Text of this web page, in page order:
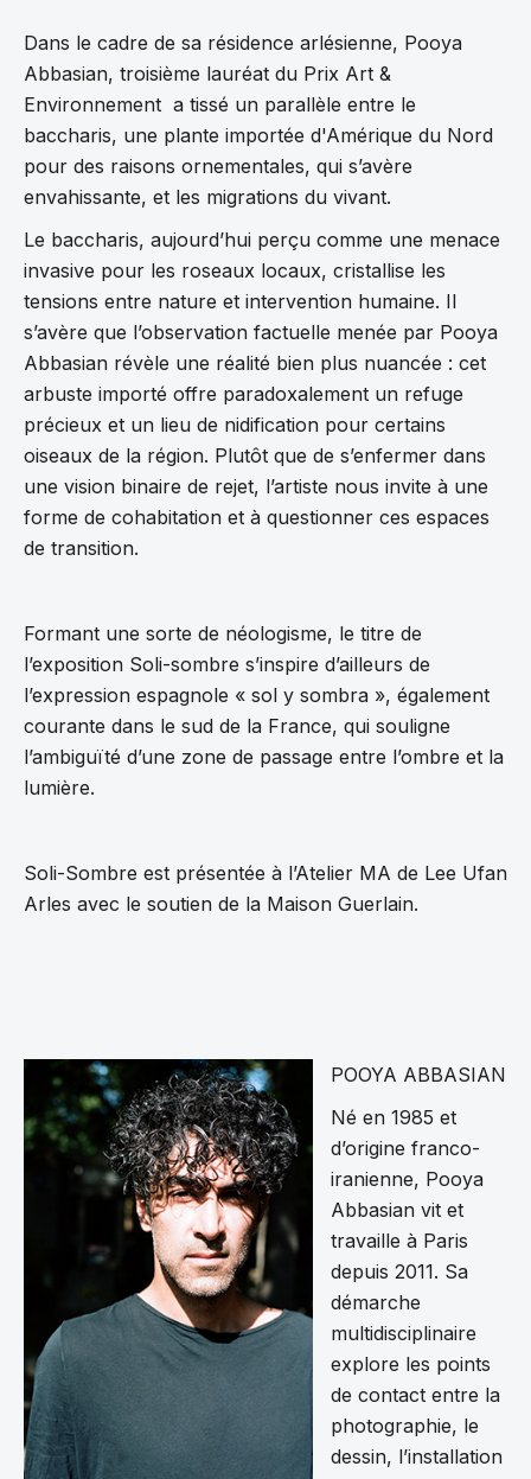
Dans le cadre de sa résidence arlésienne, Pooya
Abbasian, troisième lauréat du Prix Art &
Environnement a tissé un parallèle entre le
baccharis, une plante importée d'Amérique du Nord
pour des raisons ornementales, qui s’avère
envahissante, et les migrations du vivant.
Le baccharis, aujourd’hui perçu comme une menace
invasive pour les roseaux locaux, cristallise les
tensions entre nature et intervention humaine. Il
s’avère que l’observation factuelle menée par Pooya
Abbasian révèle une réalité bien plus nuancée : cet
arbuste importé offre paradoxalement un refuge
précieux et un lieu de nidification pour certains
oiseaux de la région. Plutôt que de s’enfermer dans
une vision binaire de rejet, l’artiste nous invite à une
forme de cohabitation et à questionner ces espaces
de transition.
Formant une sorte de néologisme, le titre de
l’exposition Soli-sombre s’inspire d’ailleurs de
l’expression espagnole « sol y sombra », également
courante dans le sud de la France, qui souligne
l’ambiguïté d’une zone de passage entre l’ombre et la
lumière.
Soli-Sombre est présentée à l’Atelier MA de Lee Ufan
Arles avec le soutien de la Maison Guerlain.
POOYA ABBASIAN
Né en 1985 et
d’origine franco-
iranienne, Pooya
Abbasian vit et
travaille à Paris
depuis 2011. Sa
démarche
multidisciplinaire
explore les points
de contact entre la
photographie, le
dessin, l’installation